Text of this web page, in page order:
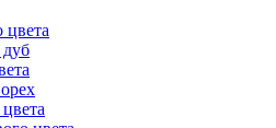
цвета